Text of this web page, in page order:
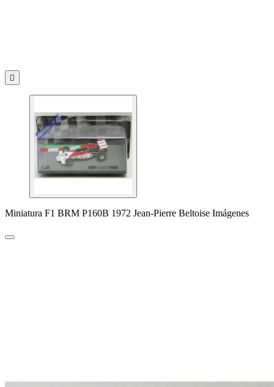

Miniatura F1 BRM P160B 1972 Jean-Pierre Beltoise Imágenes